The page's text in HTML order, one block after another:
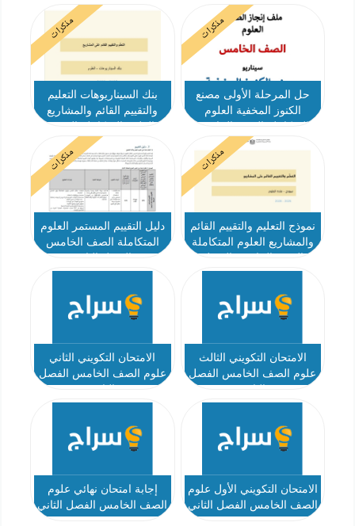
مذكرات
حل المرحلة الأولى مصنع
الكنوز المخفية العلوم
الفصل الثاني
مذكرات
بنك السيناريوهات التعليم
والتقييم القائم والمشاريع
الخامس الفصل الدراسي
الثاني
مذكرات
نموذج التعليم والتقييم القائم
والمشاريع العلوم المتكاملة
الدراسي الثاني
مذكرات
دليل التقييم المستمر العلوم
المتكاملة الصف الخامس
الامتحان التكويني الثالث
علوم الصف الخامس الفصل
الامتحان التكويني الثاني
علوم الصف الخامس الفصل
الامتحان التكويني الأول علوم
الصف الخامس الفصل الثاني
إجابة امتحان نهائي علوم
الصف الخامس الفصل الثاني